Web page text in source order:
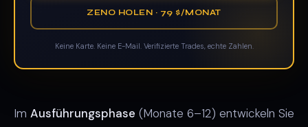
ZENO HOLEN · 79 $/MONAT
Keine Karte. Keine E-Mail. Verifizierte Trades, echte Zahlen.
Im Ausführungsphase (Monate 6–12) entwickeln Sie